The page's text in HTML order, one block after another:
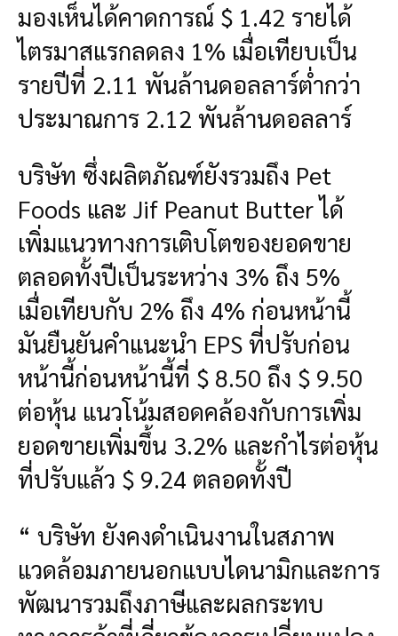
มองเห็นได้คาดการณ์ $ 1.42 รายได้
ไตรมาสแรกลดลง 1% เมื่อเทียบเป็น
รายปีที่ 2.11 พันล้านดอลลาร์ต่ำกว่า
ประมาณการ 2.12 พันล้านดอลลาร์
บริษัท ซึ่งผลิตภัณฑ์ยังรวมถึง Pet
Foods และ Jif Peanut Butter ได้
เพิ่มแนวทางการเติบโตของยอดขาย
ตลอดทั้งปีเป็นระหว่าง 3% ถึง 5%
เมื่อเทียบกับ 2% ถึง 4% ก่อนหน้านี้
มันยืนยันคำแนะนำ EPS ที่ปรับก่อน
หน้านี้ก่อนหน้านี้ที่ $ 8.50 ถึง $ 9.50
ต่อหุ้น แนวโน้มสอดคล้องกับการเพิ่ม
ยอดขายเพิ่มขึ้น 3.2% และกำไรต่อหุ้น
ที่ปรับแล้ว $ 9.24 ตลอดทั้งปี
“ บริษัท ยังคงดำเนินงานในสภาพ
แวดล้อมภายนอกแบบไดนามิกและการ
พัฒนารวมถึงภาษีและผลกระทบ